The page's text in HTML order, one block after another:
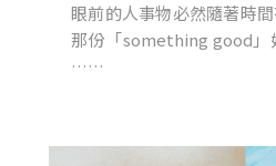
眼前的人事物必然隨著時
那份「something good」
……